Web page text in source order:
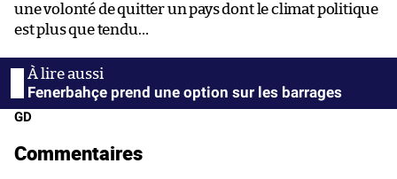
une volonté de quitter un pays dont le climat politique
est plus que tendu…
Fenerbahçe prend une option sur les barrages
GD
Commentaires